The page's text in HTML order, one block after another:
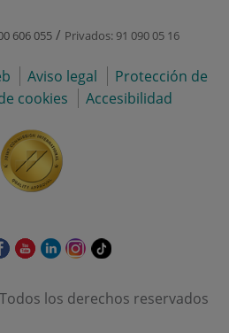
606 055 / Privados: 91 090 05 16
Aviso legal
Protección de
cookies Accesibilidad
Este
abrirá
Este
abrirá
Este
abrirá
Este
abrirá
Enlace
aplicación
los derechos reservados